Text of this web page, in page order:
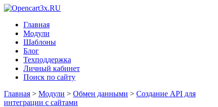
Главная
Модули
Шаблоны
Блог
Техподдержка
Личный кабинет
Поиск по сайту
Главная > Модули > Обмен данными > Создание API для
интеграции с сайтами